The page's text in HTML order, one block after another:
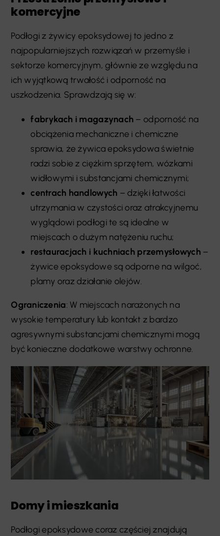
komercyjne
Podłogi z żywicy epoksydowej to jedno z
najpopularniejszych rozwiązań w przemyśle i
sektorze komercyjnym, głównie ze względu na
ich wyjątkową trwałość i odporność na
uszkodzenia. Sprawdzają się w:
fabrykach i magazynach – odporność na
obciążenia mechaniczne i chemiczne
sprawia, że żywica epoksydowa świetnie
radzi sobie z ciężkim sprzętem, wózkami
widłowymi i substancjami chemicznymi;
centrach handlowych – dzięki łatwości
utrzymania w czystości oraz atrakcyjnemu
wyglądowi podłogi te są idealne w
miejscach o dużym natężeniu ruchu;
restauracjach i kuchniach przemysłowych–
żywice epoksydowe są odporne na wilgoć,
plamy oraz działanie olejów.
Ograniczenia: W miejscach narażonych na
wysokie temperatury lub kontakt z bardzo
agresywnymi substancjami chemicznymi mogą
być konieczne dodatkowe warstwy ochronne.
Domy i mieszkania
Podłogi epoksydowe coraz częściej znajdują